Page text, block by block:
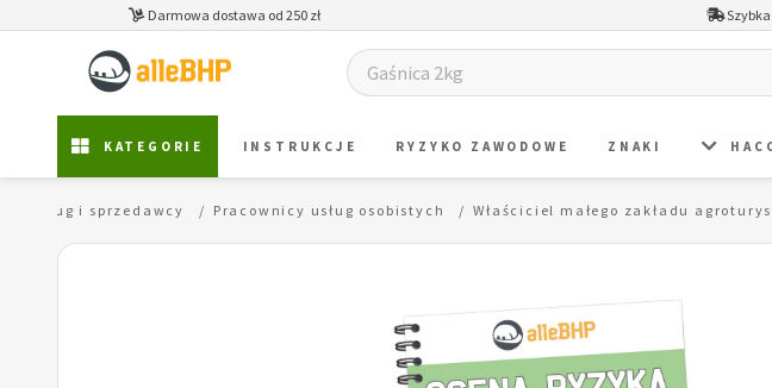
Darmowa dostawa od 250 zł
KATEGORIE INSTRUKCJE RYZYKO ZAWODOWE ZNAKI
usług i sprzedawcy Pracownicy usług osobistych Właściciel małego zakładu